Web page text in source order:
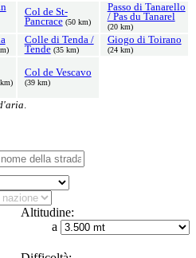
Col de St-
Pancrace (50 km)
Passo di Tanarello
/ Pas du Tanarel
(20 km)
Colle di Tenda /
Tende (35 km)
Giogo di Toirano
(24 km)
Col de Vescavo
(39 km)
.
Altitudine:
a